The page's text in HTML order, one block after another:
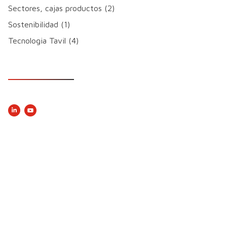
Sectores, cajas productos (2)
Sostenibilidad (1)
Tecnologia Tavil (4)